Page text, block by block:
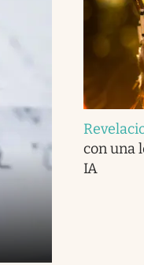
con una
IA